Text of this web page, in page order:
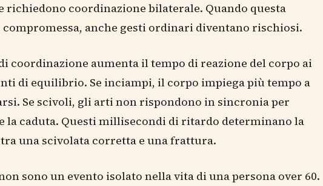
richiedono coordinazione bilaterale. Quando questa
compromessa, anche gesti ordinari diventano rischiosi.
coordinazione aumenta il tempo di reazione del corpo ai
di equilibrio. Se inciampi, il corpo impiega più tempo a
Se scivoli, gli arti non rispondono in sincronia per
la caduta. Questi millisecondi di ritardo determinano la
una scivolata corretta e una frattura.
sono un evento isolato nella vita di una persona over 60.